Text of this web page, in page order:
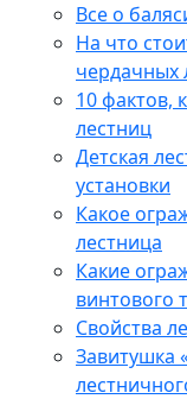
Все о
На что
чердачных
10 фактов,
лестниц
Детская
установки
Какое
лестница
Какие
винтового
Свойства
Завитушка